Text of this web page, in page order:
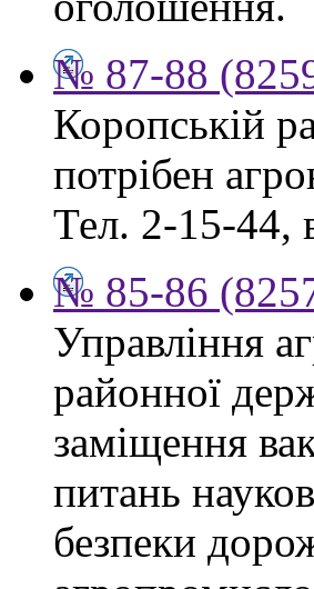
№ 87-88
Коропській
потрібен
Тел. 2-15-44,
№ 85-86
Управління
районної
заміщення
питань
безпеки